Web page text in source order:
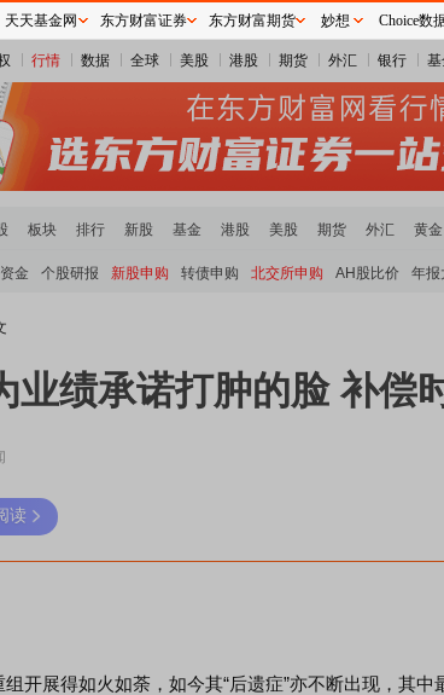
行情 数据 全球 美股 港股 期货 外汇 银行
板块 排行 新股 基金 港股 美股 期货 外汇 黄金
金 个股研报 新股申购 转债申购 北交所申购 AH股比价 年报
业绩承诺打肿的脸 补偿
读
展得如火如荼，如今其“后遗症”亦不断出现，其中
稀土板块领涨
天天基金网 东方财富证券 东方财富期货 妙想 Choice数